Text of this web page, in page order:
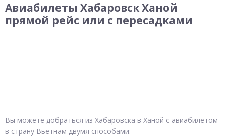
Авиабилеты Хабаровск Ханой
прямой рейс или с пересадками
Вы можете добраться из Хабаровска в Ханой с авиабилетом
в страну Вьетнам двумя способами: